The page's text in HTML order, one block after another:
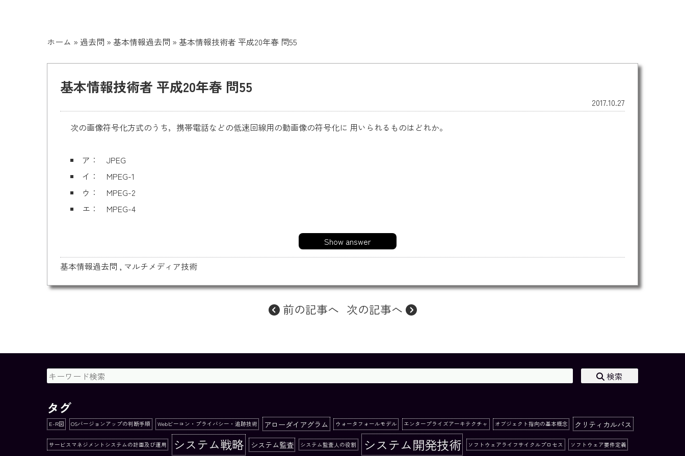
ホーム » 過去問 » 基本情報過去問 » 基本情報技術者 平成20年春 問55
基本情報技術者 平成20年春 問55
2017.10.27
次の画像符号化方式のうち，携帯電話などの低速回線用の動画像の符号化に 用いられるものはどれか。
ア： JPEG
イ： MPEG-1
ウ： MPEG-2
エ： MPEG-4
Show answer
基本情報過去問 , マルチメディア技術
前の記事へ 次の記事へ
検索
タグ
E-R図 OSバージョンアップの判断手順 Webビーコン・プライバシー・追跡技術 アローダイアグラム ウォータフォールモデル エンタープライズアーキテクチャ オブジェクト指向の基本概念 クリティカルパス
サービスマネジメントシステムの計画及び運用 システム戦略 システム監査 システム監査人の役割 システム開発技術 ソフトウェアライフサイクルプロセス ソフトウェア要件定義